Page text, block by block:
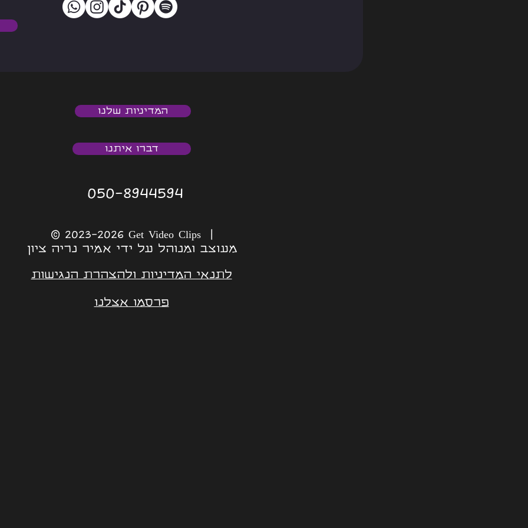
המדיניות שלנו
דברו איתנו
050-8944594
© 2023-2026 Get Video Clips |
מעוצב ומנוהל על ידי אמיר נריה ציון
לתנאי המדיניות ולהצהרת הנגישות
פרסמו אצלנו